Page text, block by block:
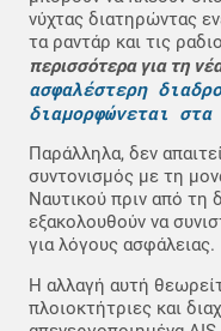
νύχτας διατηρώντας
τα ραντάρ και τις
περισσότερα για τη
ασφαλέστερη
διαμορφώνεται
Παράλληλα, δεν
συντονισμός με τη
Ναυτικού πριν από τη
εξακολουθούν να
για λόγους ασφάλειας.
Η αλλαγή αυτή
πλοιοκτήτριες και